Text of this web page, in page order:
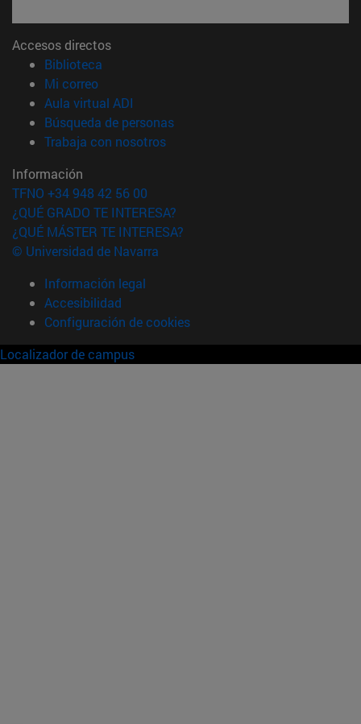
Accesos directos
Biblioteca
Mi correo(abre en nueva ventana)
Aula virtual ADI
Búsqueda de personas(abre en nueva ventana)
Trabaja con nosotros(abre en nueva ventana)
Información
TFNO +34 948 42 56 00
¿QUÉ GRADO TE INTERESA?
¿QUÉ MÁSTER TE INTERESA?
© Universidad de Navarra
Información legal
Accesibilidad
Configuración de cookies
Localizador de campus